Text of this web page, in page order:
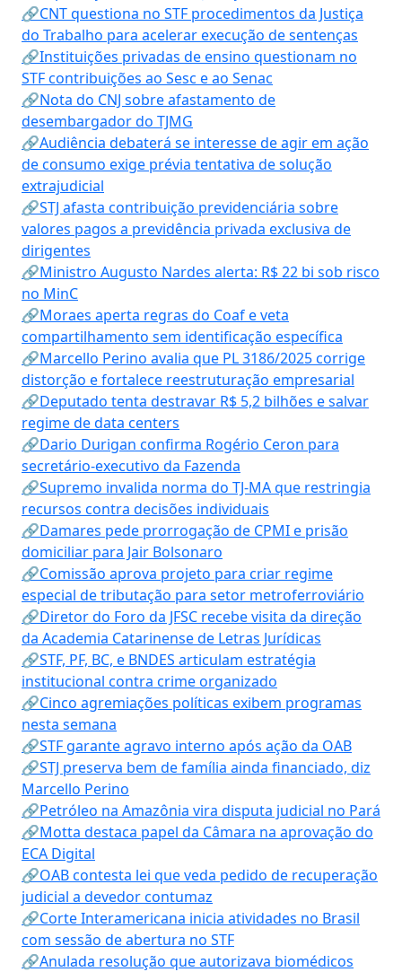
🔗CNT questiona no STF procedimentos da Justiça
do Trabalho para acelerar execução de sentenças
🔗Instituições privadas de ensino questionam no
STF contribuições ao Sesc e ao Senac
🔗Nota do CNJ sobre afastamento de
desembargador do TJMG
🔗Audiência debaterá se interesse de agir em ação
de consumo exige prévia tentativa de solução
extrajudicial
🔗STJ afasta contribuição previdenciária sobre
valores pagos a previdência privada exclusiva de
dirigentes
🔗Ministro Augusto Nardes alerta: R$ 22 bi sob risco
no MinC
🔗Moraes aperta regras do Coaf e veta
compartilhamento sem identificação específica
🔗Marcello Perino avalia que PL 3186/2025 corrige
distorção e fortalece reestruturação empresarial
🔗Deputado tenta destravar R$ 5,2 bilhões e salvar
regime de data centers
🔗Dario Durigan confirma Rogério Ceron para
secretário-executivo da Fazenda
🔗Supremo invalida norma do TJ-MA que restringia
recursos contra decisões individuais
🔗Damares pede prorrogação de CPMI e prisão
domiciliar para Jair Bolsonaro
🔗Comissão aprova projeto para criar regime
especial de tributação para setor metroferroviário
🔗Diretor do Foro da JFSC recebe visita da direção
da Academia Catarinense de Letras Jurídicas
🔗STF, PF, BC, e BNDES articulam estratégia
institucional contra crime organizado
🔗Cinco agremiações políticas exibem programas
nesta semana
🔗STF garante agravo interno após ação da OAB
🔗STJ preserva bem de família ainda financiado, diz
Marcello Perino
🔗Petróleo na Amazônia vira disputa judicial no Pará
🔗Motta destaca papel da Câmara na aprovação do
ECA Digital
🔗OAB contesta lei que veda pedido de recuperação
judicial a devedor contumaz
🔗Corte Interamericana inicia atividades no Brasil
com sessão de abertura no STF
🔗Anulada resolução que autorizava biomédicos